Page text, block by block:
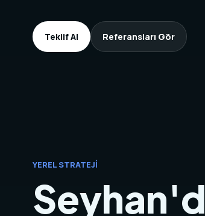
Teklif Al Referansları Gör
YEREL STRATEJI